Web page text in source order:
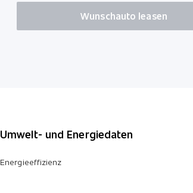
Wunschauto leasen
Umwelt- und Energiedaten
Energieeffizienz